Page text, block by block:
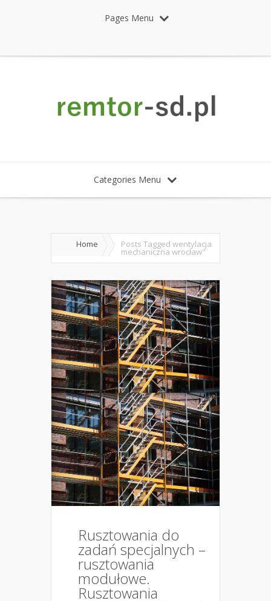
Pages Menu
Categories Menu
Home Posts Tagged wentylacja
mechaniczna wrocław"
Rusztowania do
zadań specjalnych –
rusztowania
modułowe.
Rusztowania